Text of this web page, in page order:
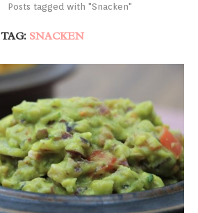
Posts tagged with "Snacken"
TAG: SNACKEN